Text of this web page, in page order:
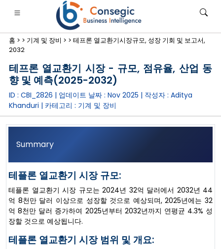
·금융·보험• 소비재 • 에너지 및 전력• 식품 및 음료
• 사례 연구
홈 > > 기계 및 장비 > > 테프론 열교환기시장규모, 성장 기회 및 보고서,
2032
테프론 열교환기 시장 - 규모, 점유율, 산업 동
향 및 예측(2025-2032)
ID : CBI_2826 | 업데이트 날짜 : Nov 2025 | 작성자 : Aditya
Khanduri | 카테고리 : 기계 및 장비
Summary
테플론 열교환기 시장 규모:
테플론 열교환기 시장 규모는 2024년 32억 달러에서 2032년 44
억 8천만 달러 이상으로 성장할 것으로 예상되며, 2025년에는 32
억 8천만 달러 증가하여 2025년부터 2032년까지 연평균 4.3% 성
장할 것으로 예상됩니다.
테플론 열교환기 시장 범위 및 개요: